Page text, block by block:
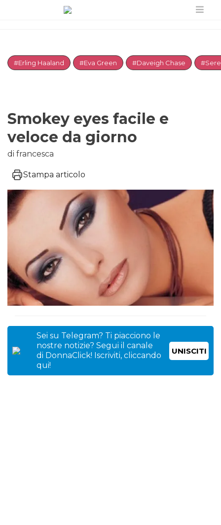
#Erling Haaland #Eva Green #Daveigh Chase
Smokey eyes facile e
veloce da giorno
di francesca
Stampa articolo
Sei su Telegram? Ti piacciono le
nostre notizie? Segui il canale
di DonnaClick! Iscriviti, cliccando
qui!
UNISCITI